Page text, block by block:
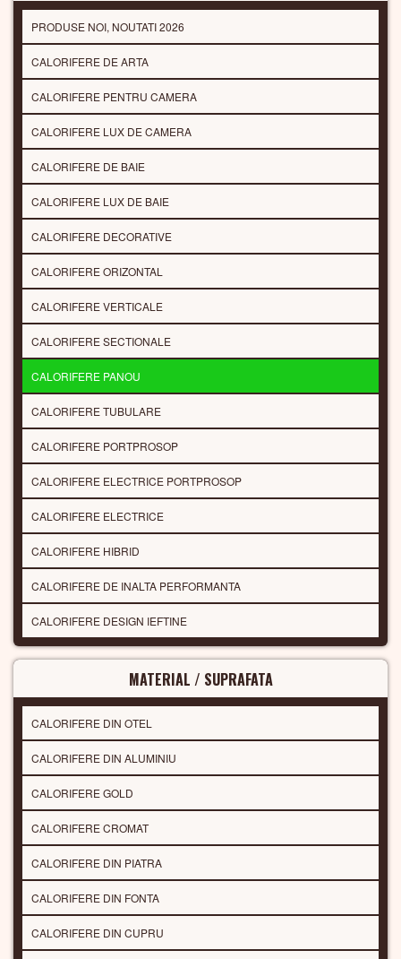
PRODUSE NOI, NOUTATI 2026
CALORIFERE DE ARTA
CALORIFERE PENTRU CAMERA
CALORIFERE LUX DE CAMERA
CALORIFERE DE BAIE
CALORIFERE LUX DE BAIE
CALORIFERE DECORATIVE
CALORIFERE ORIZONTAL
CALORIFERE VERTICALE
CALORIFERE SECTIONALE
CALORIFERE PANOU
CALORIFERE TUBULARE
CALORIFERE PORTPROSOP
CALORIFERE ELECTRICE PORTPROSOP
CALORIFERE ELECTRICE
CALORIFERE HIBRID
CALORIFERE DE INALTA PERFORMANTA
CALORIFERE DESIGN IEFTINE
MATERIAL / SUPRAFATA
CALORIFERE DIN OTEL
CALORIFERE DIN ALUMINIU
CALORIFERE GOLD
CALORIFERE CROMAT
CALORIFERE DIN PIATRA
CALORIFERE DIN FONTA
CALORIFERE DIN CUPRU